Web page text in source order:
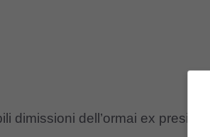
dimissioni dell’ormai ex